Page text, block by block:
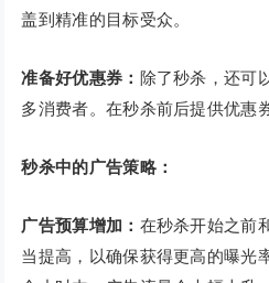
盖到精准的目标受众。
准备好优惠券： 除了秒杀，还可
多消费者。在秒杀前后提供优惠
秒杀中的广告策略：
广告预算增加： 在秒杀开始之前
当提高，以确保获得更高的曝光